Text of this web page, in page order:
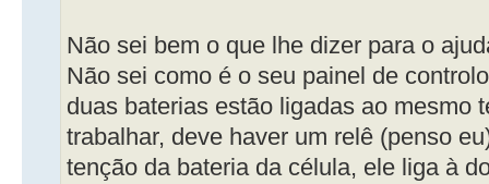
Não sei bem o que lhe dizer para o
Não sei como é o seu painel de
duas baterias estão ligadas ao mesmo
trabalhar, deve haver um relê (penso
tenção da bateria da célula, ele liga à